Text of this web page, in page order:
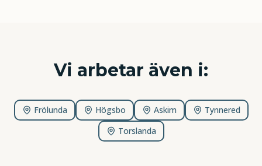
Vi arbetar även i:
Frölunda Högsbo Askim
Tynnered
Torslanda